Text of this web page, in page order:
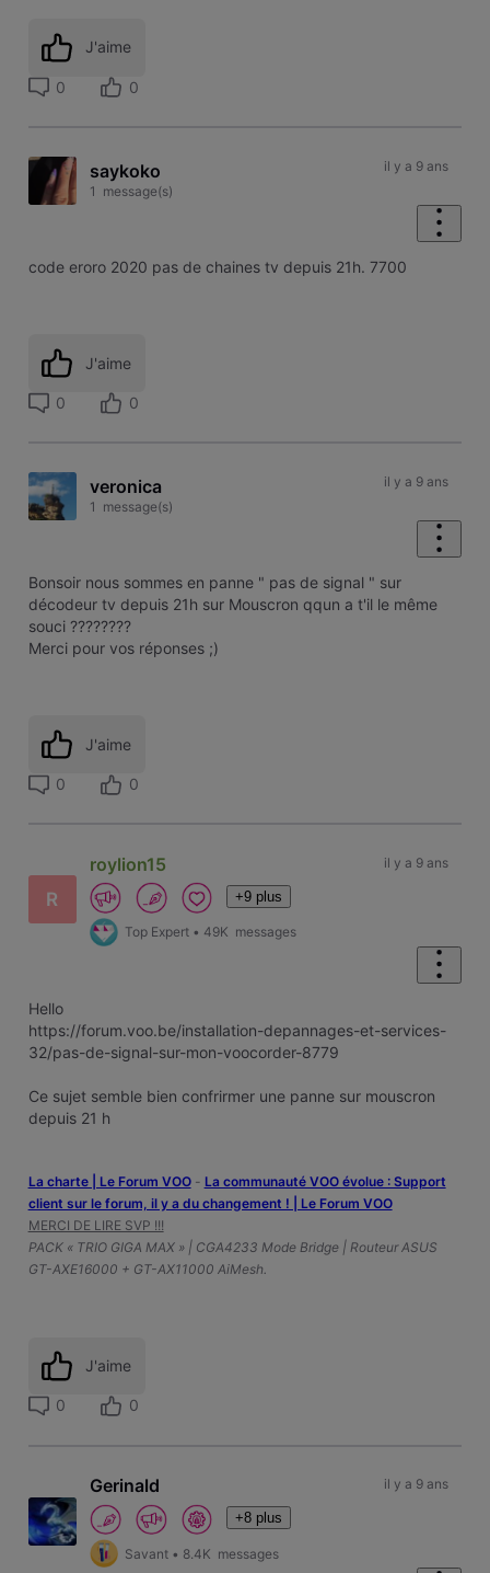
J'aime
0 0
saykoko
1 message(s)
il y a 9 ans
code eroro 2020 pas de chaines tv depuis 21h. 7700
J'aime
0 0
veronica
1 message(s)
il y a 9 ans
Bonsoir nous sommes en panne " pas de signal " sur
décodeur tv depuis 21h sur Mouscron qqun a t'il le même
souci ????????
Merci pour vos réponses ;)
J'aime
0 0
R
roylion15
+9 plus
Top Expert • 49K messages
il y a 9 ans
Hello
https://forum.voo.be/installation-depannages-et-services-
32/pas-de-signal-sur-mon-voocorder-8779
Ce sujet semble bien confrirmer une panne sur mouscron
depuis 21 h
La charte | Le Forum VOO- ‎La communauté VOO évolue : Support
client sur le forum, il y a du changement ! | Le Forum VOO
MERCI DE LIRE SVP !!!
PACK « TRIO GIGA MAX » | CGA4233 Mode Bridge | Routeur ASUS
GT-AXE16000 + GT-AX11000 AiMesh.
J'aime
0 0
Gerinald
+8 plus
Savant • 8.4K messages
il y a 9 ans